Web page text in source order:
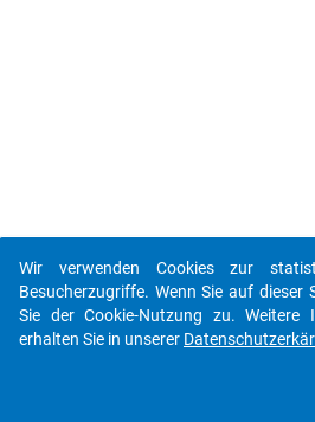
Wir verwenden Cookies zur
Besucherzugriffe. Wenn Sie auf dieser
Sie der Cookie-Nutzung zu. Weitere
erhalten Sie in unserer